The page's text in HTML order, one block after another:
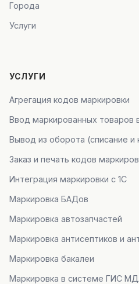
Города
Услуги
УСЛУГИ
Агрегация кодов маркировки
Ввод маркированных товаров
Вывод из оборота (списание и
Заказ и печать кодов
Интеграция маркировки с 1С
Маркировка БАДов
Маркировка автозапчастей
Маркировка антисептиков и
Маркировка бакалеи
Маркировка в системе ГИС